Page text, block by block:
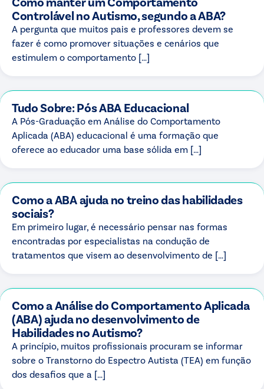
pessoa para pessoa.
Controlável no Autismo, segundo a ABA?
A pergunta que muitos pais e professores devem se
fazer é como promover situações e cenários que
estimulem o comportamento […]
Tudo Sobre: Pós ABA Educacional
A Pós-Graduação em Análise do Comportamento
Aplicada (ABA) educacional é uma formação que
oferece ao educador uma base sólida em […]
Como a ABA ajuda no treino das habilidades
sociais?
Em primeiro lugar, é necessário pensar nas formas
encontradas por especialistas na condução de
tratamentos que visem ao desenvolvimento de […]
Como a Análise do Comportamento Aplicada
(ABA) ajuda no desenvolvimento de
Habilidades no Autismo?
A princípio, muitos profissionais procuram se informar
sobre o Transtorno do Espectro Autista (TEA) em função
dos desafios que a […]